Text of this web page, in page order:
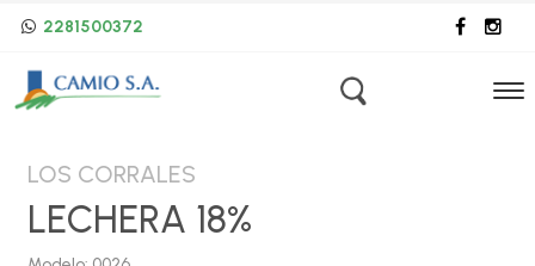
2281500372
LOS CORRALES
LECHERA 18%